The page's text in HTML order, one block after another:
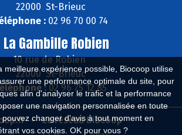
meilleure expérience possible, Biocoop utilise
une performance optimale du site, pour
afin d'analyser le trafic et la performance
une navigation personnalisée en toute
pouvez changer d'avis à tout moment en
vos cookies. OK pour vous ?
22000 St-Brieuc
:02 96 70 00 74
La Gambille Robien
10 rue de Robien
22000 St-Brieuc
:02 96 75 12 85
Le réseau Biocoop